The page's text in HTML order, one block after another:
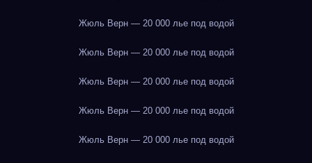
Жюль Верн — 20 000 лье под водой
Жюль Верн — 20 000 лье под водой
Жюль Верн — 20 000 лье под водой
Жюль Верн — 20 000 лье под водой
Жюль Верн — 20 000 лье под водой